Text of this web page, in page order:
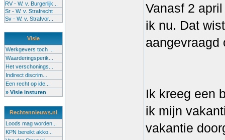
RV - W. v. Burgerlijk...
Sr - W. v. Strafrecht
Sv - W. v. Strafvor...
Visie
Werkgevers toch ...
Waarderingsperik...
Het verschonings...
Indirect discrim...
Een recht op ide...
» Visie insturen
Rechtennieuws.nl
Loods mag worden...
KPN bereikt akko...
Vanasf 2
ik nu. Dat
aangevraagd
Ik kreeg een
ik mijn
vakantie